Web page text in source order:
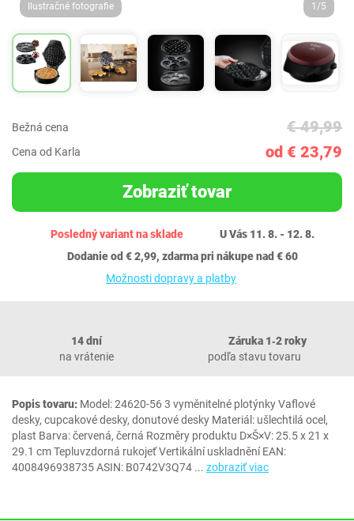
Ilustračné fotografie 1/5
Bežná cena € 49,99
Cena od Karla od € 23,79
Zobraziť tovar
Posledný variant na sklade
U Vás 11. 8. - 12. 8.
Dodanie od € 2,99, zdarma pri nákupe nad € 60
Možnosti dopravy a platby
14 dní
na vrátenie
Záruka 1‐2 roky
podľa stavu tovaru
Popis tovaru: Model: 24620-56 3 vyměnitelné plotýnky Vaflové
desky, cupcakové desky, donutové desky Materiál: ušlechtilá ocel,
plast Barva: červená, černá Rozměry produktu D×Š×V: 25.5 x 21 x
29.1 cm Tepluvzdorná rukojeť Vertikální uskladnění EAN:
4008496938735 ASIN: B0742V3Q74 ... zobraziť viac